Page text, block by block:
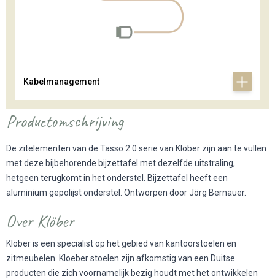
Kabelmanagement
Productomschrijving
De zitelementen van de Tasso 2.0 serie van Klöber zijn aan te vullen
met deze bijbehorende bijzettafel met dezelfde uitstraling,
hetgeen terugkomt in het onderstel. Bijzettafel heeft een
aluminium gepolijst onderstel. Ontworpen door Jörg Bernauer.
Over Klöber
Klöber is een specialist op het gebied van kantoorstoelen en
zitmeubelen. Kloeber stoelen zijn afkomstig van een Duitse
producten die zich voornamelijk bezig houdt met het ontwikkelen